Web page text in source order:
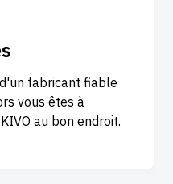
fabricant fiable
vous êtes à
au bon endroit.